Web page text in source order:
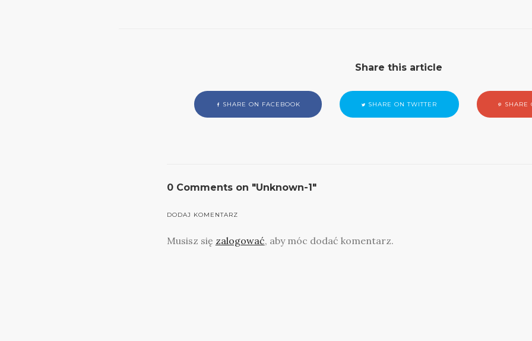
Share this article
SHARE ON FACEBOOK SHARE ON TWITTER SHARE
0 Comments on "Unknown-1"
DODAJ KOMENTARZ
Musisz się zalogować, aby móc dodać komentarz.